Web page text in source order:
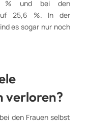
% und bei den
25,6 %. In der
es sogar nur noch
verloren?
den Frauen selbst